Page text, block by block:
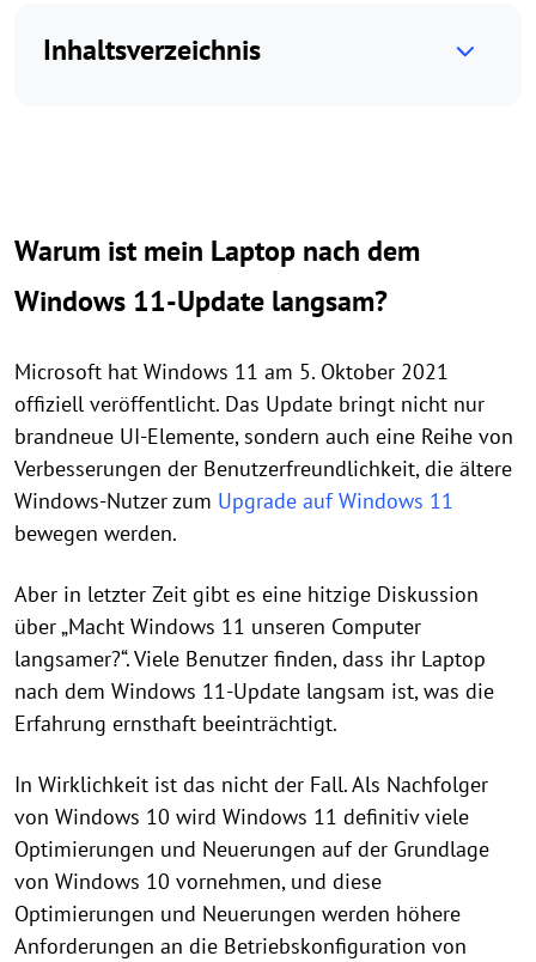
Inhaltsverzeichnis
Warum ist mein Laptop nach dem
Windows 11-Update langsam?
Microsoft hat Windows 11 am 5. Oktober 2021
offiziell veröffentlicht. Das Update bringt nicht nur
brandneue UI-Elemente, sondern auch eine Reihe von
Verbesserungen der Benutzerfreundlichkeit, die ältere
Windows-Nutzer zum Upgrade auf Windows 11
bewegen werden.
Aber in letzter Zeit gibt es eine hitzige Diskussion
über „Macht Windows 11 unseren Computer
langsamer?“. Viele Benutzer finden, dass ihr Laptop
nach dem Windows 11-Update langsam ist, was die
Erfahrung ernsthaft beeinträchtigt.
In Wirklichkeit ist das nicht der Fall. Als Nachfolger
von Windows 10 wird Windows 11 definitiv viele
Optimierungen und Neuerungen auf der Grundlage
von Windows 10 vornehmen, und diese
Optimierungen und Neuerungen werden höhere
Anforderungen an die Betriebskonfiguration von